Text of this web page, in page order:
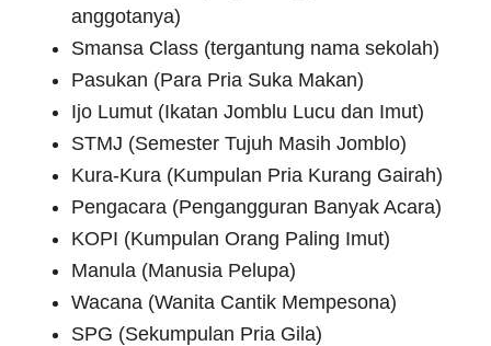
anggotanya)
Smansa Class (tergantung nama sekolah)
Pasukan (Para Pria Suka Makan)
Ijo Lumut (Ikatan Jomblu Lucu dan Imut)
STMJ (Semester Tujuh Masih Jomblo)
Kura-Kura (Kumpulan Pria Kurang Gairah)
Pengacara (Pengangguran Banyak Acara)
KOPI (Kumpulan Orang Paling Imut)
Manula (Manusia Pelupa)
Wacana (Wanita Cantik Mempesona)
SPG (Sekumpulan Pria Gila)